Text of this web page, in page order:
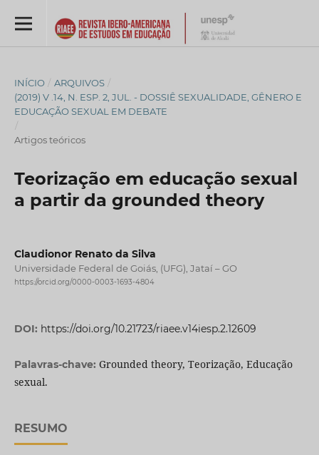
INÍCIO / ARQUIVOS /
(2019) V .14, N. ESP. 2, JUL. - DOSSIÊ SEXUALIDADE, GÊNERO E
EDUCAÇÃO SEXUAL EM DEBATE
/
Artigos teóricos
Teorização em educação sexual
a partir da grounded theory
Claudionor Renato da Silva
Universidade Federal de Goiás, (UFG), Jataí – GO
https://orcid.org/0000-0003-1693-4804
DOI: https://doi.org/10.21723/riaee.v14iesp.2.12609
Palavras-chave: Grounded theory, Teorização, Educação
sexual.
RESUMO